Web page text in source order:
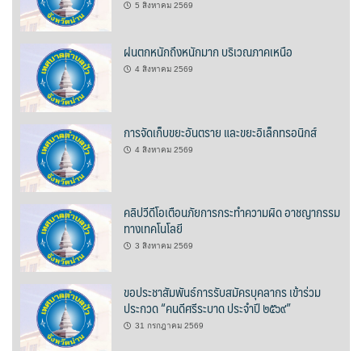
บ้านต้นคูณ
บ้านนาโฮมสเตย์
บ้านปัว ปลายนา
บ้านพักชมดอย
บ้านยลญภา
บ้านริมทุ่งรีสอร์ท
บ้านสวนศรีสุขโฮมสเตย์
บ้านฮิมนาปัว
บ้านไม้ปลายนา
5 สิงหาคม 2569
ฝนตกหนักถึงหนักมาก บริเวณภาคเหนือ
4 สิงหาคม 2569
การจัดเก็บขยะอันตราย และขยะอิเล็กทรอนิกส์
4 สิงหาคม 2569
คลิปวีดีโอเตือนภัยการกระทำความผิด อาชญากรรม
ทางเทคโนโลยี
3 สิงหาคม 2569
ขอประชาสัมพันธ์การรับสมัครบุคลากร เข้าร่วม
ประกวด “คนดีศรีระบาด ประจำปี ๒๕๖๙”
31 กรกฎาคม 2569